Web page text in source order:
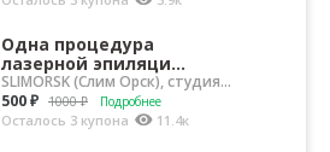
Одна процедура
лазерной эпиляции
на аппарате
Morpheus 8 со
скидкой 50% в
SLIMORSK (Слим Орск), студия
эффективной косметологии
500 ₽ 1000 ₽ Подробнее
Осталось 3 купона 11.4к